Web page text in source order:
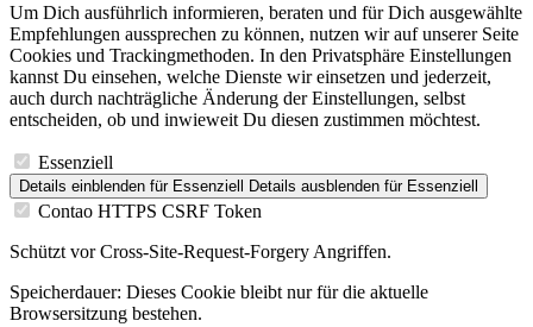
Empfehlungen aussprechen zu können, nutzen wir auf unserer Seite
Cookies und Trackingmethoden. In den Privatsphäre Einstellungen
kannst Du einsehen, welche Dienste wir einsetzen und jederzeit,
auch durch nachträgliche Änderung der Einstellungen, selbst
entscheiden, ob und inwieweit Du diesen zustimmen möchtest.
Details einblenden
Contao HTTPS CSRF Token
Browsersitzung bestehen.
PHP SESSION ID